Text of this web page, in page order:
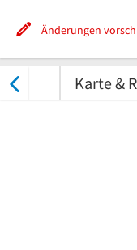
Änderungen
Karte &